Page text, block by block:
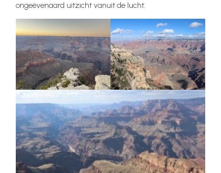
ongeëvenaard uitzicht vanuit de lucht.